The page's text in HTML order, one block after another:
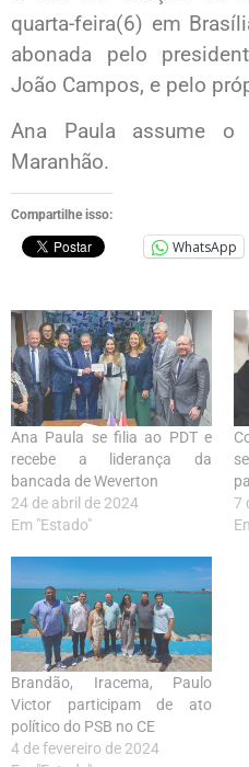
quarta-feira(6) em
abonada pelo
João Campos, e pelo
Ana Paula assume
Maranhão.
Compartilhe isso:
WhatsApp
Ana Paula se filia ao PDT e
recebe a liderança da
bancada de Weverton
24 de abril de 2024
Em "Estado"
7
Brandão, Iracema, Paulo
Victor participam de ato
político do PSB no CE
4 de fevereiro de 2024